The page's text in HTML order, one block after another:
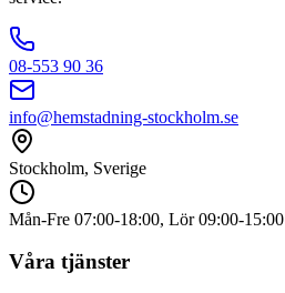
08-553 90 36
info@hemstadning-stockholm.se
Stockholm, Sverige
Mån-Fre 07:00-18:00, Lör 09:00-15:00
Våra tjänster